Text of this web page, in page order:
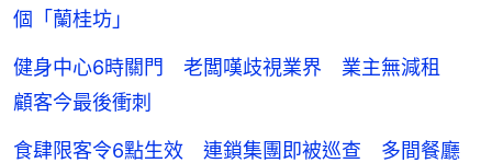
個「蘭桂坊」
健身中心6時關門 老闆嘆歧視業界 業主無減租
顧客今最後衝刺
食肆限客令6點生效 連鎖集團即被巡查 多間餐廳